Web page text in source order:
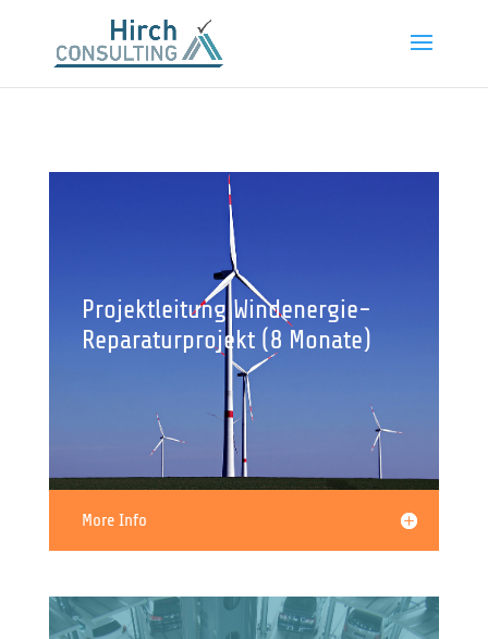
Projektleitung Windenergie-
Reparaturprojekt (8 Monate)
More Info